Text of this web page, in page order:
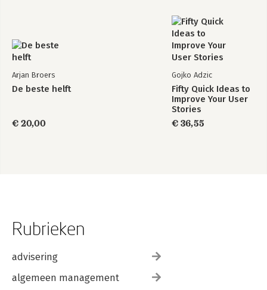
Arjan Broers
De beste helft
€ 20,00
Gojko Adzic
Fifty Quick Ideas to
Improve Your User
Stories
€ 36,55
Rubrieken
advisering
algemeen management